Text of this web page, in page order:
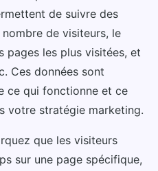
de suivre des
de visiteurs, le
pages les plus visitées, et
Ces données sont
ce qui fonctionne et ce
votre stratégie marketing.
que les visiteurs
sur une page spécifique,